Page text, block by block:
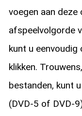
voegen aan deze
afspeelvolgorde
kunt u
klikken.
bestanden, kunt
(DVD-5 of DVD-